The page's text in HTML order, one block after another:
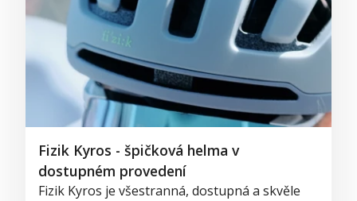
Fizik Kyros - špičková helma v
dostupném provedení
Fizik Kyros je všestranná, dostupná a skvěle